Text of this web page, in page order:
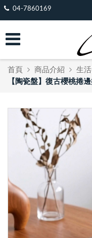
04-7860169
首頁 商品介紹 生
【陶瓷盤】復古櫻桃捲